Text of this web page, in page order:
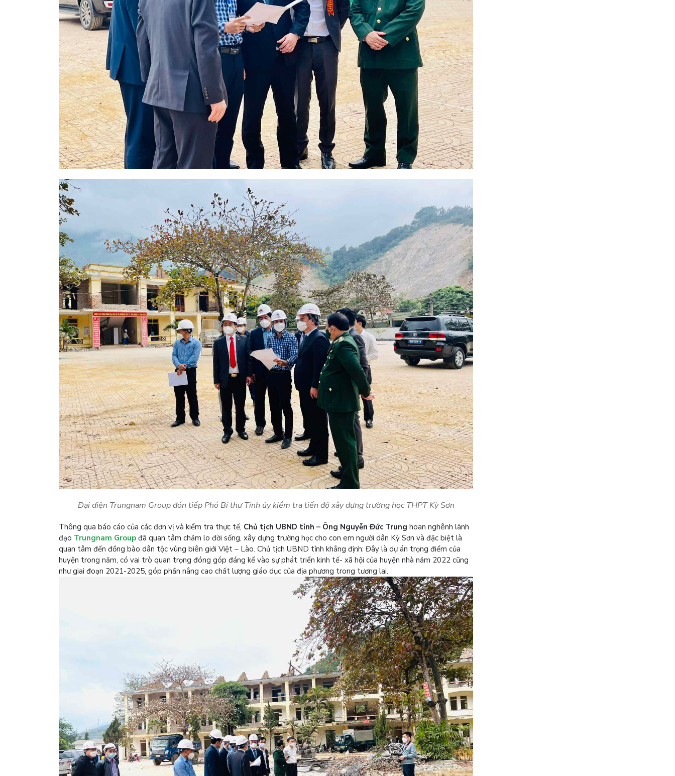
Đại diện Trungnam Group đón tiếp Phó Bí thư Tỉnh ủy kiểm tra tiến độ xây dựng trường học THPT Kỳ Sơn
Thông qua báo cáo của các đơn vị và kiểm tra thực tế, Chủ tịch UBND tỉnh – Ông Nguyễn Đức Trung hoan nghênh lãnh
đạo Trungnam Group đã quan tâm chăm lo đời sống, xây dựng trường học cho con em người dân Kỳ Sơn và đặc biệt là
quan tâm đến đồng bào dân tộc vùng biên giới Việt – Lào. Chủ tịch UBND tỉnh khẳng định: Đây là dự án trọng điểm của
huyện trong năm, có vai trò quan trọng đóng góp đáng kể vào sự phát triển kinh tế- xã hội của huyện nhà năm 2022 cũng
như giai đoạn 2021-2025, góp phần nâng cao chất lượng giáo dục của địa phương trong tương lai.